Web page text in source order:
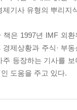
제기사 유형의 뿌리지
책은 1997년 IMF 외
경제상황과 주식· 부
주 등장하는 기사를
도움을 주고 있다.